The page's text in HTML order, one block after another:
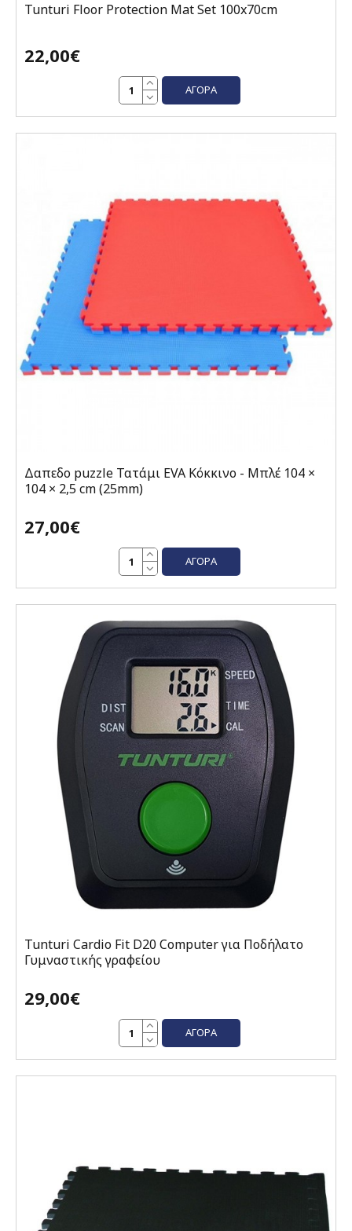
Tunturi Floor Protection Mat Set 100x70cm
22,00€
ΑΓΟΡΆ
Δαπεδο puzzle Τατάμι EVA Κόκκινο - Μπλέ 104 ×
104 × 2,5 cm (25mm)
27,00€
ΑΓΟΡΆ
Tunturi Cardio Fit D20 Computer για Ποδήλατο
Γυμναστικής γραφείου
29,00€
ΑΓΟΡΆ